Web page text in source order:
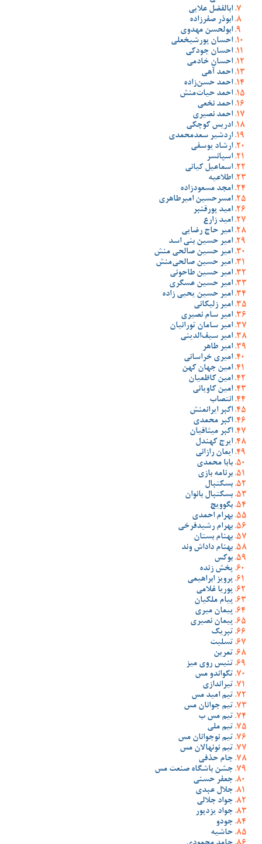
ابالفضل علایی
ابوذر صفرزاده
ابولحسن مهدوی
احسان پورشیخعلی
احسان جودکی
احسان خادمی
احمد آهی
احمد حسن‌زاده
احمد حیات‌منش
احمد نخعی
احمد نصیری
ادریس کوچکی
اردشیر سعدمحمدی
ارشاد یوسفی
اسپانسر
اسماعیل کیانی
اطلاعیه
امجد مسعودزاده
امسرحسین امیرطاهری
امید پورقنبر
امید زارع
امیر حاج رضایی
امیر حسین بنی اسد
امیر حسین صالحی منش
امیر حسین صالحی‌منش
امیر حسین طاحونی
امیر حسین عسگری
امیر حسین یحیی زاده
امیر زلیکانی
امیر سام نصیری
امیر سامان تورانیان
امیر سیف‌الدینی
امیر طاهر
امیری خراسانی
امین جهان کهن
امین کاظمیان
امین کاویانی
انتصاب
اکبر ایرانمنش
اکبر محمدی
اکبر میثاقیان
ایرج کهندل
ایمان رازانی
بابا محمدی
برنامه بازی
بسکتبال
بسکتبال بانوان
بگوویچ
بهرام احمدی
بهرام رشیدفرخی
بهنام بستان
بهنام داداش وند
بوکس
پخش زنده
پرویز ابراهیمی
پوریا غلامی
پیام ملکیان
پیمان میری
پیمان نصیری
تبریک
تسلیت
تمرین
تنیس روی میز
تکواندو مس
تیراندازی
تیم امید مس
تیم جوانان مس
تیم مس ب
تیم ملی
تیم نوجوانان مس
تیم نونهالان مس
جام حذفی
جشن باشگاه صنعت مس
جعفر حسنی
جلال عبدی
جواد جلالی
جواد یزدپور
جودو
حاشیه